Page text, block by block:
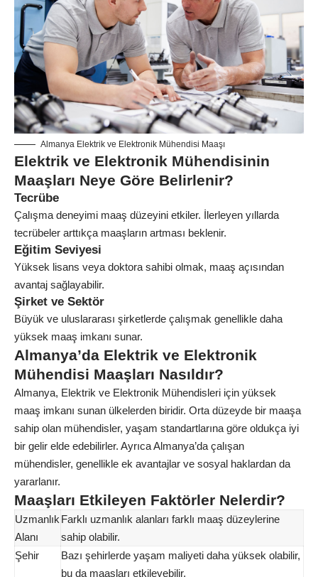
Almanya Elektrik ve Elektronik Mühendisi Maaşı
Elektrik ve Elektronik Mühendisinin
Maaşları Neye Göre Belirlenir?
Tecrübe
Çalışma deneyimi maaş düzeyini etkiler. İlerleyen yıllarda
tecrübeler arttıkça maaşların artması beklenir.
Eğitim Seviyesi
Yüksek lisans veya doktora sahibi olmak, maaş açısından
avantaj sağlayabilir.
Şirket ve Sektör
Büyük ve uluslararası şirketlerde çalışmak genellikle daha
yüksek maaş imkanı sunar.
Almanya’da Elektrik ve Elektronik
Mühendisi Maaşları Nasıldır?
Almanya, Elektrik ve Elektronik Mühendisleri için yüksek
maaş imkanı sunan ülkelerden biridir. Orta düzeyde bir maaşa
sahip olan mühendisler, yaşam standartlarına göre oldukça iyi
bir gelir elde edebilirler. Ayrıca Almanya’da çalışan
mühendisler, genellikle ek avantajlar ve sosyal haklardan da
yararlanır.
Maaşları Etkileyen Faktörler Nelerdir?
Uzmanlık
Alanı
Farklı uzmanlık alanları farklı maaş düzeylerine
sahip olabilir.
Şehir
Bazı şehirlerde yaşam maliyeti daha yüksek olabilir,
bu da maaşları etkileyebilir.